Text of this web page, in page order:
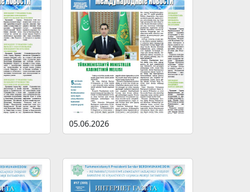
05.06.2026